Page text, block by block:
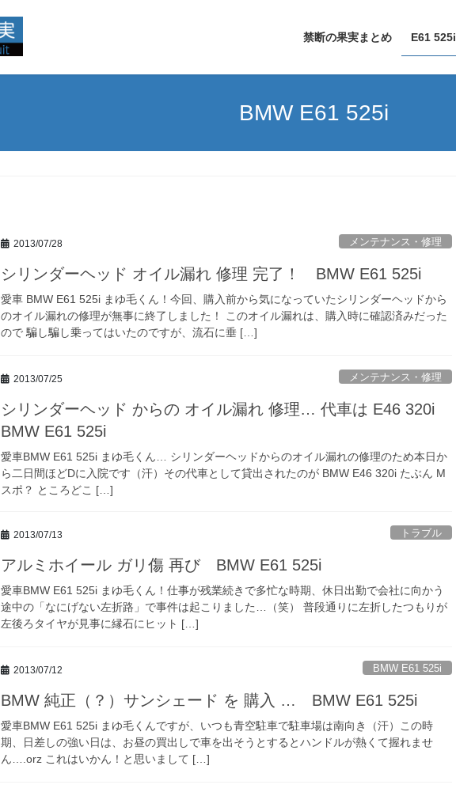
禁断の果実まとめ E61 525i
BMW E61 525i
2013/07/28 メンテナンス・修理
シリンダーヘッド オイル漏れ 修理 完了！ BMW E61 525i
愛車 BMW E61 525i まゆ毛くん！今回、購入前から気になっていたシリンダーヘッドから
のオイル漏れの修理が無事に終了しました！ このオイル漏れは、購入時に確認済みだった
ので 騙し騙し乗ってはいたのですが、流石に垂 […]
2013/07/25 メンテナンス・修理
シリンダーヘッド からの オイル漏れ 修理… 代車は E46 320i
BMW E61 525i
愛車BMW E61 525i まゆ毛くん… シリンダーヘッドからのオイル漏れの修理のため本日か
ら二日間ほどDに入院です（汗）その代車として貸出されたのが BMW E46 320i たぶん M
スポ？ ところどこ […]
2013/07/13 トラブル
アルミホイール ガリ傷 再び BMW E61 525i
愛車BMW E61 525i まゆ毛くん！仕事が残業続きで多忙な時期、休日出勤で会社に向かう
途中の「なにげない左折路」で事件は起こりました…（笑） 普段通りに左折したつもりが
左後ろタイヤが見事に縁石にヒット […]
2013/07/12 BMW E61 525i
BMW 純正（？）サンシェード を 購入 … BMW E61 525i
愛車BMW E61 525i まゆ毛くんですが、いつも青空駐車で駐車場は南向き（汗）この時
期、日差しの強い日は、お昼の買出しで車を出そうとするとハンドルが熱くて握れませ
ん….orz これはいかん！と思いまして […]